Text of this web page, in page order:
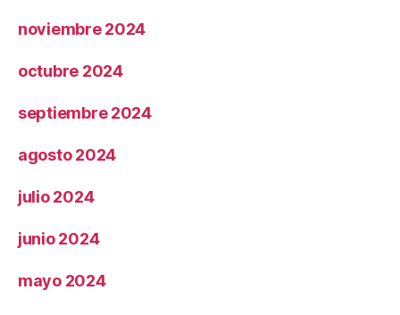
noviembre 2024
octubre 2024
septiembre 2024
agosto 2024
julio 2024
junio 2024
mayo 2024